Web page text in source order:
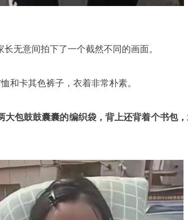
无意间拍下了一个截然不同的画面。
和卡其色裤子，衣着非常朴素。
大包鼓鼓囊囊的编织袋，背上还背着个书包